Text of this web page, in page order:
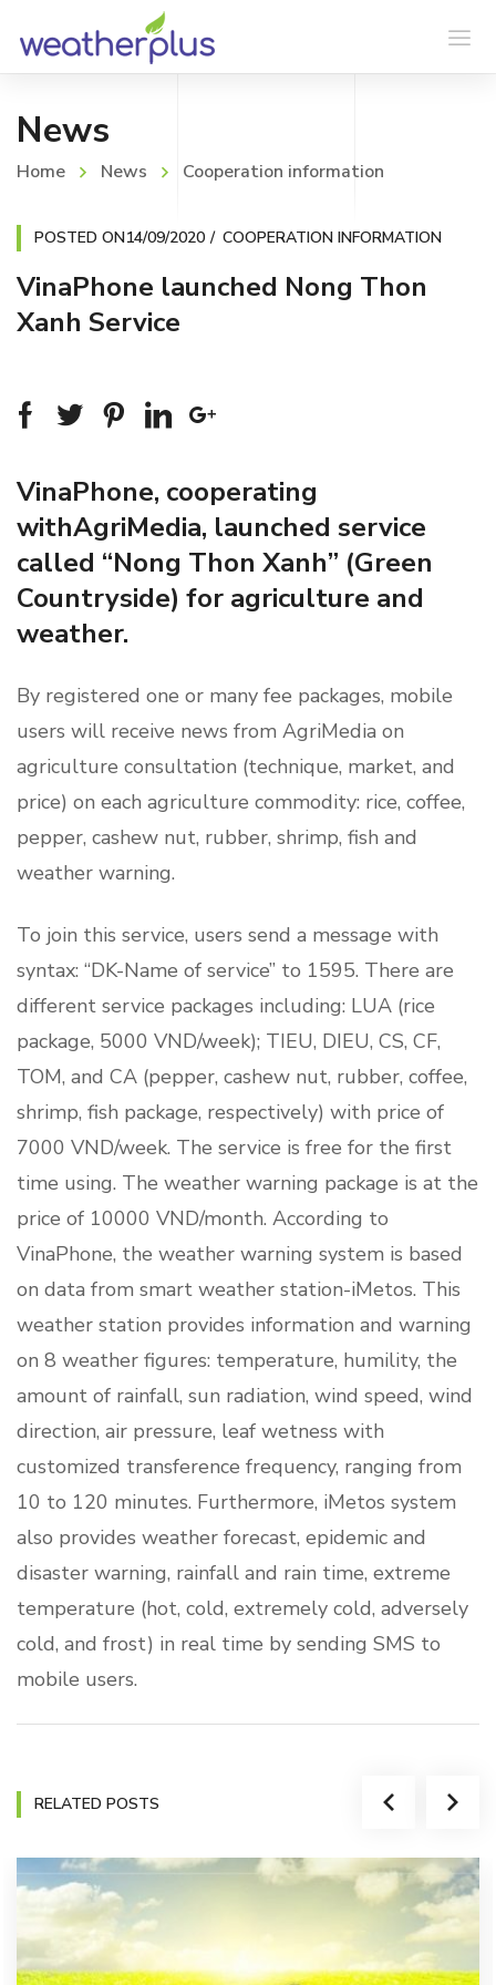
News
Home News Cooperation information
POSTED ON14/09/2020 COOPERATION INFORMATION
VinaPhone launched Nong Thon
Xanh Service
VinaPhone, cooperating
withAgriMedia, launched service
called “Nong Thon Xanh” (Green
Countryside) for agriculture and
weather.
By registered one or many fee packages, mobile
users will receive news from AgriMedia on
agriculture consultation (technique, market, and
price) on each agriculture commodity: rice, coffee,
pepper, cashew nut, rubber, shrimp, fish and
weather warning.
To join this service, users send a message with
syntax: “DK-Name of service” to 1595. There are
different service packages including: LUA (rice
package, 5000 VND/week); TIEU, DIEU, CS, CF,
TOM, and CA (pepper, cashew nut, rubber, coffee,
shrimp, fish package, respectively) with price of
7000 VND/week. The service is free for the first
time using. The weather warning package is at the
price of 10000 VND/month. According to
VinaPhone, the weather warning system is based
on data from smart weather station-iMetos. This
weather station provides information and warning
on 8 weather figures: temperature, humility, the
amount of rainfall, sun radiation, wind speed, wind
direction, air pressure, leaf wetness with
customized transference frequency, ranging from
10 to 120 minutes. Furthermore, iMetos system
also provides weather forecast, epidemic and
disaster warning, rainfall and rain time, extreme
temperature (hot, cold, extremely cold, adversely
cold, and frost) in real time by sending SMS to
mobile users.
RELATED POSTS